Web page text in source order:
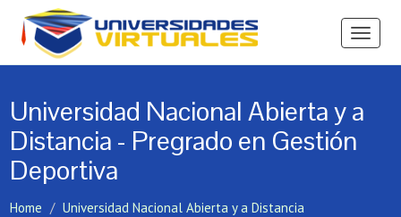
Ver
Universidad Nacional Abierta y a
Distancia - Pregrado en Gestión
Deportiva
Home
Universidad Nacional Abierta y a Distancia